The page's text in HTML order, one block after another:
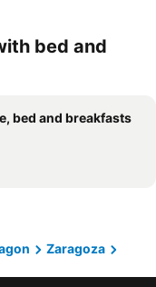
bed and
bed and breakfasts
Zaragoza